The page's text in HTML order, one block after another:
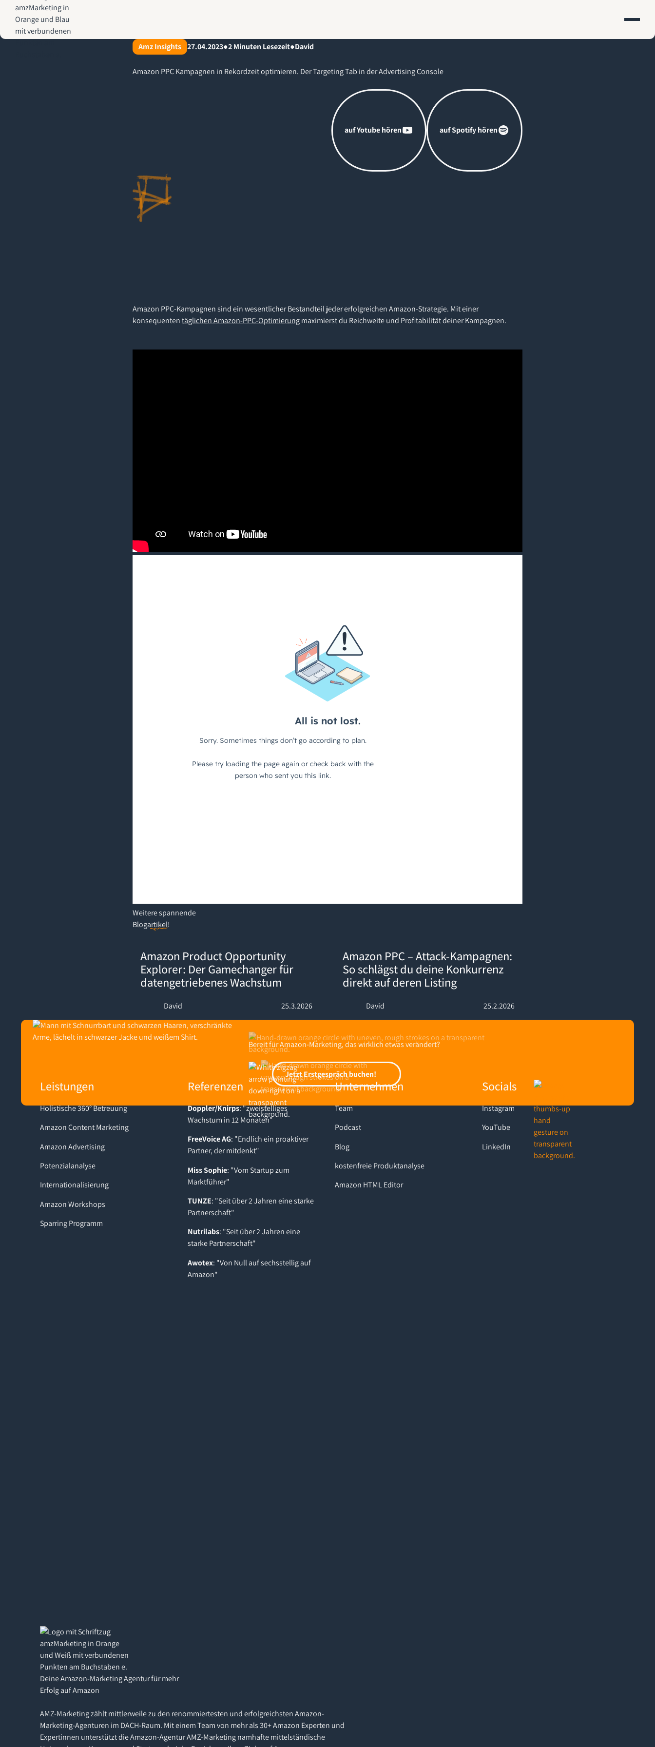
AMZ-Marketing.de - Amazon Agentur für profitables Wachstum
Amz Insights 27.04.2023●2Minuten Lesezeit●David
Amazon PPC Kampagnen in Rekordzeit optimieren. Der Targeting Tab in der Advertising Console
auf Yotube hören
auf Yotube hören
auf Spotify hören
auf Spotify hören
Amazon PPC-Kampagnen sind ein wesentlicher Bestandteil jeder erfolgreichen Amazon-Strategie. Mit einer
konsequententäglichen Amazon-PPC-Optimierungmaximierst du Reichweite und Profitabilität deiner Kampagnen.
Weiterespannende
Blogartikel!
Amazon Product Opportunity
Explorer: Der Gamechanger für
datengetriebenes Wachstum
David 25.3.2026
Amazon PPC – Attack-Kampagnen:
So schlägst du deine Konkurrenz
direkt auf deren Listing
David 25.2.2026
Bereit für Amazon-Marketing, das wirklich etwas verändert?
Jetzt Erstgespräch buchen!
Jetzt Erstgespräch buchen!
Leistungen
Holistische 360° Betreuung
Amazon Content Marketing
Amazon Advertising
Potenzialanalyse
Internationalisierung
Amazon Workshops
Sparring Programm
Referenzen
Doppler/Knirps: "zweistelliges
Wachstum in 12 Monaten"
FreeVoice AG: "Endlich ein proaktiver
Partner, der mitdenkt"
Miss Sophie: "Vom Startup zum
Marktführer"
TUNZE: "Seit über 2 Jahren eine starke
Partnerschaft"
Nutrilabs: "Seit über 2 Jahren eine
starke Partnerschaft"
Awotex: "Von Null auf sechsstellig auf
Amazon"
Unternehmen
Team
Podcast
Blog
kostenfreie Produktanalyse
Amazon HTML Editor
Socials
Instagram
YouTube
LinkedIn
Deine Amazon-Marketing Agentur für mehr
Erfolg auf Amazon
AMZ-Marketing zählt mittlerweile zu den renommiertesten und erfolgreichsten Amazon-
Marketing-Agenturen im DACH-Raum. Mit einem Team von mehr als 30+ Amazon Experten und
Expertinnen unterstützt die Amazon-Agentur AMZ-Marketing namhafte mittelständische